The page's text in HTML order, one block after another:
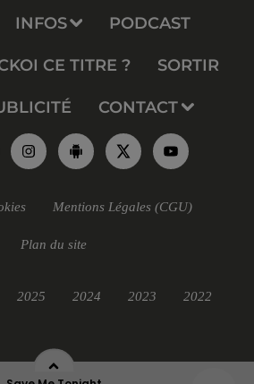
INFOS PODCAST
CE TITRE ? SORTIR
CONTACT
Mentions Légales (CGU)
Plan du site
2025 2024 2023 2022